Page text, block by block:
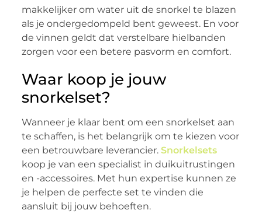
makkelijker om water uit de snorkel te blazen
als je ondergedompeld bent geweest. En voor
de vinnen geldt dat verstelbare hielbanden
zorgen voor een betere pasvorm en comfort.
Waar koop je jouw
snorkelset?
Wanneer je klaar bent om een snorkelset aan
te schaffen, is het belangrijk om te kiezen voor
een betrouwbare leverancier. Snorkelsets
koop je van een specialist in duikuitrustingen
en -accessoires. Met hun expertise kunnen ze
je helpen de perfecte set te vinden die
aansluit bij jouw behoeften.